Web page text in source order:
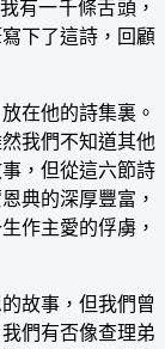
有一千條舌頭，
下了這詩，回顧
在他的詩集裏。
我們不知道其他
，但從這六節詩
典的深厚豐富，
作主愛的俘虜，
故事，但我們曾
們有否像查理弟